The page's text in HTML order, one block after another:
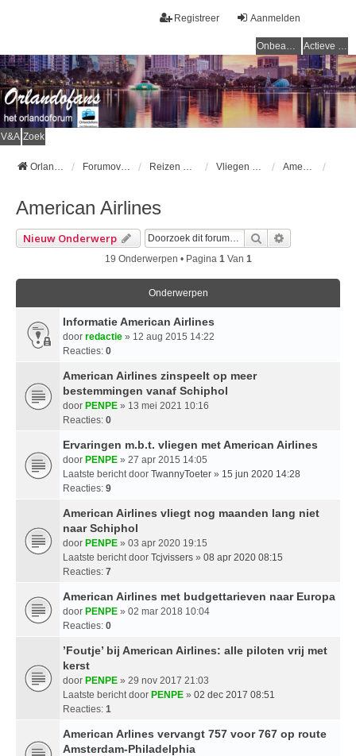
Aanmelden
Registreer
Onbeantwoorde onderwerpen Actieve onderwerpen
V&A Zoek
Orlandofans Homepage Forumoverzicht Reizen & vervoer Vliegen naar Orlando American Airlines
American Airlines
Nieuw Onderwerp Zoek
19 Onderwerpen • Pagina 1Van 1
Onderwerpen
Informatie American Airlines
door redactie » 12 aug 2015 14:22
Reacties: 0
American Airlines zinspeelt op meer
bestemmingen vanaf Schiphol
door PENPE » 13 mei 2021 10:16
Reacties: 0
Ervaringen m.b.t. vliegen met American Airlines
door PENPE » 27 apr 2015 14:05
Laatste bericht door TwannyToeter » 15 jun 2020 14:28
Reacties: 9
American Airlines vliegt nog maanden lang niet
naar Schiphol
door PENPE » 03 apr 2020 19:15
Laatste bericht door Tcjvissers » 08 apr 2020 08:15
Reacties: 7
American Airlines met budgettarieven naar Europa
door PENPE » 02 mar 2018 10:04
Reacties: 0
’Foutje’ bij American Airlines: alle piloten vrij met
kerst
door PENPE » 29 nov 2017 21:03
Laatste bericht door PENPE » 02 dec 2017 08:51
Reacties: 1
American Arlines vervangt 757 voor 767 op route
Amsterdam-Philadelphia